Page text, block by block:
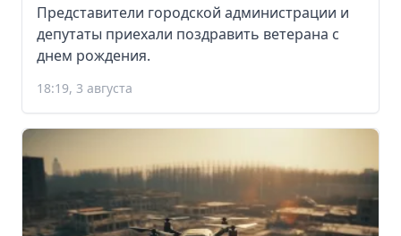
Представители городской администрации и
депутаты приехали поздравить ветерана с
днем рождения.
18:19, 3 августа